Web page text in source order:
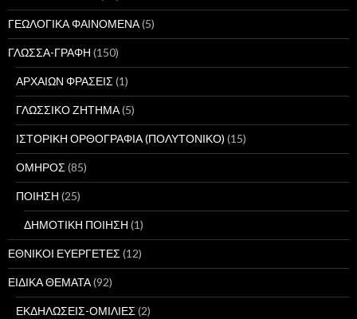
ΓΕΩΛΟΓΙΚΑ ΦΑΙΝΟΜΕΝΑ(5)
ΓΛΩΣΣΑ-ΓΡΑΦΗ (150)
ΑΡΧΑΙΩΝ ΦΡΑΣΕΙΣ (1)
ΓΛΩΣΣΙΚΟ ΖΗΤΗΜΑ(5)
ΙΣΤΟΡΙΚΗ ΟΡΘΟΓΡΑΦΙΑ (ΠΟΛΥΤΟΝΙΚΟ) (15)
ΟΜΗΡΟΣ (85)
ΠΟΙΗΣΗ (25)
ΔΗΜΟΤΙΚΗ ΠΟΙΗΣΗ (1)
ΕΘΝΙΚΟΙ ΕΥΕΡΓΕΤΕΣ (12)
ΕΙΔΙΚΑ ΘΕΜΑΤΑ(92)
ΕΚΔΗΛΩΣΕΙΣ-ΟΜΙΛΙΕΣ (2)